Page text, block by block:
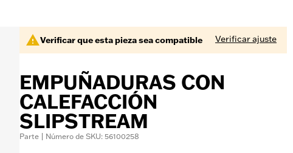
Verificar que esta pieza sea compatible Verificar ajuste
EMPUÑADURAS CON
CALEFACCIÓN
SLIPSTREAM
Parte | Número de SKU: 56100258